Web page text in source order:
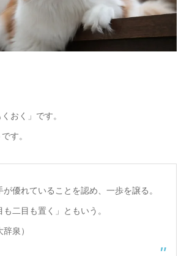
おく」です。
す。
が優れていることを認め、一歩を譲る。
二目も置く」ともいう。
辞泉）